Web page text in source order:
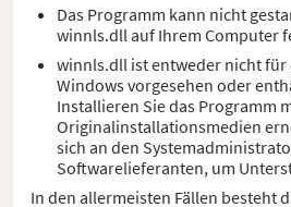
Das Programm kann nicht
winnls.dll auf Ihrem Computer
winnls.dll ist entweder nicht
Windows vorgesehen oder
Installieren Sie das Programm
Originalinstallationsmedien
sich an den
Softwarelieferanten, um
In den allermeisten Fällen besteht